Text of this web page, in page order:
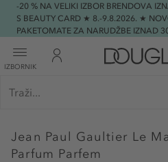
-20 % NA VELIKI IZBOR BRENDOVA
S BEAUTY CARD ★ 8.-9.8.2026. ★
PAKETOMATE ZA NARUDŽBE IZNAD
IZBORNIK
Jean Paul Gaultier Le
Parfum Parfem